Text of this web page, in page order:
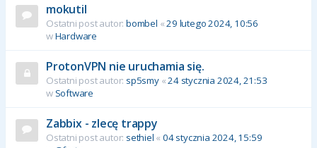
mokutil
Ostatni post autor: bombel «29 lutego 2024, 10:56
wHardware
ProtonVPN nie uruchamia się.
Ostatni post autor: sp5smy«24 stycznia 2024, 21:53
w Software
Zabbix - zlecę trappy
Ostatni post autor: sethiel «04 stycznia 2024, 15:59